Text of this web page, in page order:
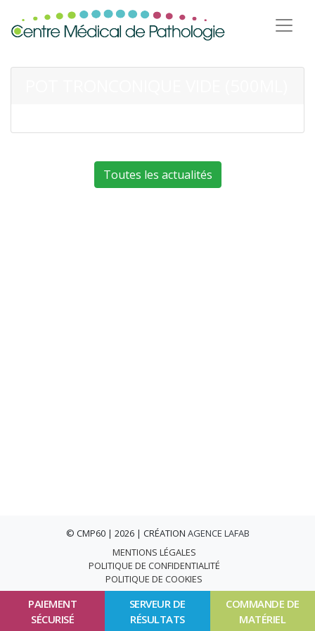
PAIEMENT
SÉCURISÉ
SERVEUR DE
RÉSULTATS
COMMANDE DE
MATÉRIEL
Toutes les actualités
© CMP60 | 2026 | CRÉATION AGENCE LAFAB
MENTIONS LÉGALES
POLITIQUE DE CONFIDENTIALITÉ
POLITIQUE DE COOKIES